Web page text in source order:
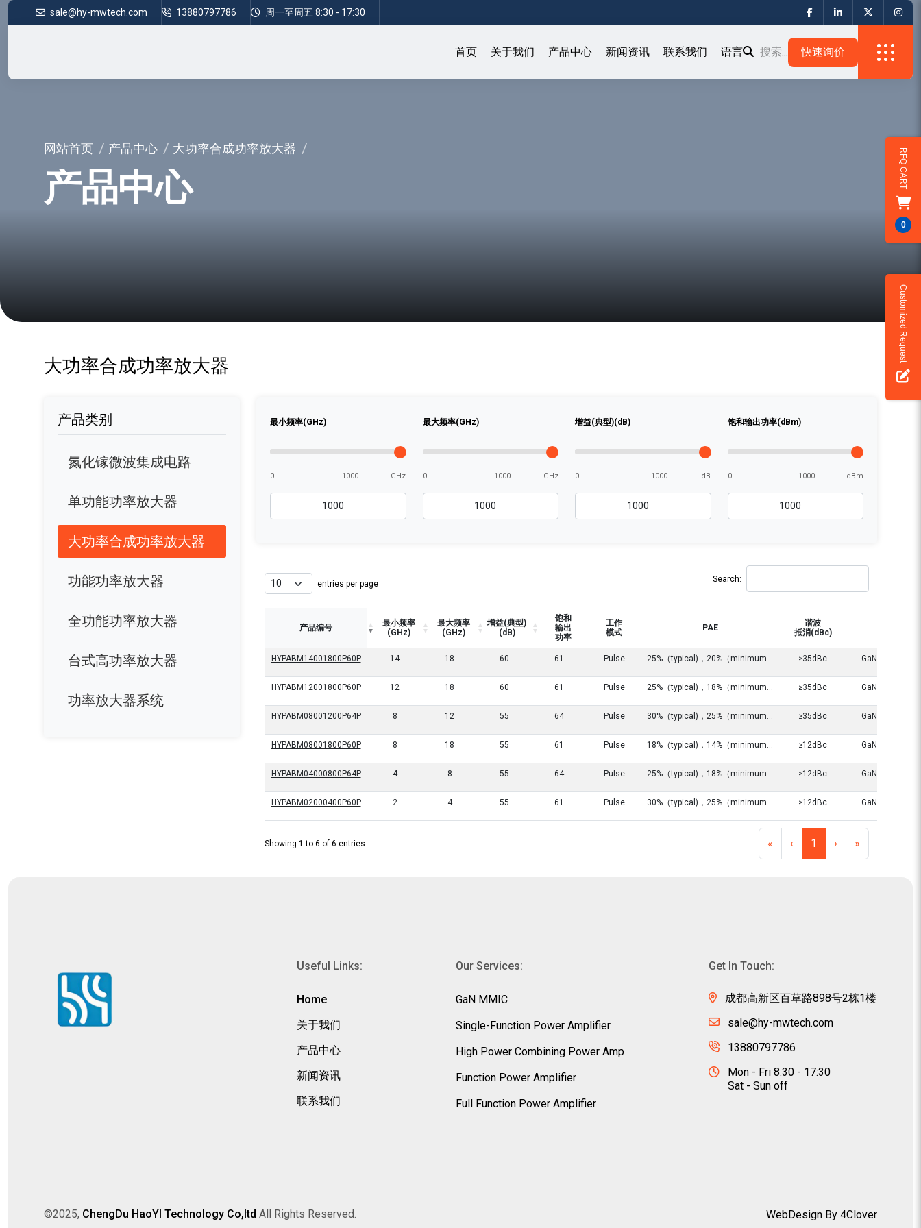
sale@hy-mwtech.com 13880797786 周一至周五 8:30 - 17:30
首页 关于我们 产品中心 新闻资讯 联系我们 语言 搜索...
网站首页 产品中心 大功率合成功率放大器
产品中心
大功率合成功率放大器
产品类别
氮化镓微波集成电路
单功能功率放大器
大功率合成功率放大器
功能功率放大器
全功能功率放大器
台式高功率放大器
功率放大器系统
最小频率(GHz)
0 - 1000 GHz
最大频率(GHz)
0 - 1000 GHz
增益(典型)(dB)
0 - 1000 dB
饱和输出功率(dBm)
0 - 1000 dBm
entries per page Search:
产品编号
最小频率
(GHz)
最大频率
(GHz)
增益(典型)
(dB)
饱和
输出
功率
工作
模式
PAE
谐波
抵消(dBc)
HYPABM14001800P60P 14 18 60 61 Pulse 25%（typical)，20%（minimum） ≥35dBc GaN MMIC，
HYPABM12001800P60P 12 18 60 61 Pulse 25%（typical)，18%（minimum） ≥35dBc GaN MMIC，
HYPABM08001200P64P 8 12 55 64 Pulse 30%（typical)，25%（minimum） ≥35dBc GaN MMIC，
HYPABM08001800P60P 8 18 55 61 Pulse 18%（typical)，14%（minimum） ≥12dBc GaN MMIC，
HYPABM04000800P64P 4 8 55 64 Pulse 25%（typical)，18%（minimum） ≥12dBc GaN MMIC，
HYPABM02000400P60P 2 4 55 61 Pulse 30%（typical)，25%（minimum） ≥12dBc GaN MMIC，
Showing 1 to 6 of 6 entries « ‹ 1 › »
RFQ CART
0
Customized Request
Useful Links:
Home
关于我们
产品中心
新闻资讯
联系我们
Our Services:
GaN MMIC
Single-Function Power Amplifier
High Power Combining Power Amp
Function Power Amplifier
Full Function Power Amplifier
Get In Touch:
成都高新区百草路898号2栋1楼
sale@hy-mwtech.com
13880797786
Mon - Fri 8:30 - 17:30
Sat - Sun off
©2025, ChengDu HaoYI Technology Co,ltd All Rights Reserved. WebDesign By 4Clover